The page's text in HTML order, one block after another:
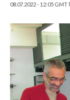
08.07.2022 - 12:05 GMT